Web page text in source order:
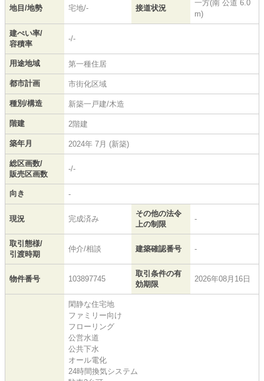
地目/地勢 宅地/- 接道状況
一方(南 公道 6.0
m)
建ぺい率/
容積率
-/-
用途地域 第一種住居
都市計画 市街化区域
種別/構造 新築一戸建/木造
階建 2階建
築年月 2024年 7月 (新築)
総区画数/
販売区画数
-/-
向き -
現況 完成済み
その他の法令
上の制限
-
取引態様/
引渡時期
仲介/相談 建築確認番号 -
物件番号 103897745
取引条件の有
効期限
2026年08月16日
閑静な住宅地
ファミリー向け
フローリング
公営水道
公共下水
オール電化
24時間換気システム